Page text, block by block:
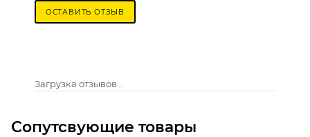
ОСТАВИТЬ ОТЗЫВ
Загрузка отзывов...
Сопутсвующие товары